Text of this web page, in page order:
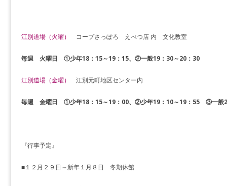
江別道場（火曜） コープさっぽろ えべつ店 内 文化教室
毎週 火曜日 ①少年18：15～19：15、②一般19：30～20：30
江別道場（金曜） 江別元町地区センター内
毎週 金曜日 ①少年18：15～19：00、②少年19：10～19：55 ③一般
『行事予定』
■１２月２９日～新年１月８日 冬期休館